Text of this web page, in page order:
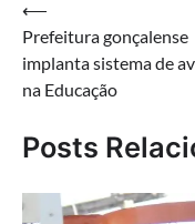
Navegação
de
Post
⟵
Prefeitura gonçalense
implanta sistema de
na Educação
Posts